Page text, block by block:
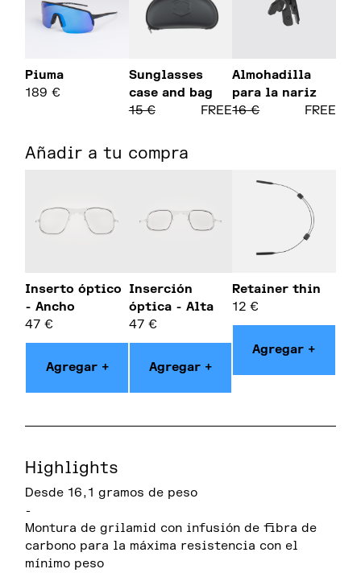
Piuma
189 €
Sunglasses
case and bag
15€ FREE
Almohadilla
para la nariz
16€ FREE
Añadir a tu compra
Inserto óptico
- Ancho
47 €
Agregar +
Inserción
óptica - Alta
47€
Agregar +
Retainer thin
12 €
Agregar +
Highlights
Desde 16,1 gramos de peso
-
Montura de grilamid con infusión de fibra de
carbono para la máxima resistencia con el
mínimo peso